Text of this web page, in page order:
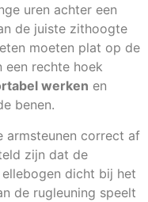
uren achter een
de juiste zithoogte
moeten plat op de
een rechte hoek
werken en
benen.
armsteunen correct af
zijn dat de
dicht bij het
de rugleuning speelt